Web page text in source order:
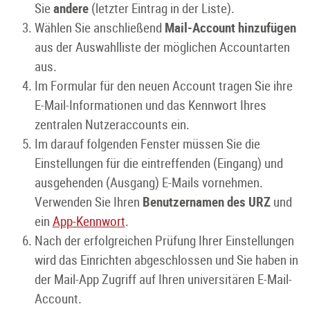
Sieandere(letzter Eintrag in der Liste).
Wählen Sie anschließend Mail-Account hinzufügen
aus der Auswahlliste der möglichen Accountarten
aus.
Im Formular für den neuen Account tragen Sie ihre
E-Mail-Informationen und das Kennwort Ihres
zentralen Nutzeraccounts ein.
Im darauf folgenden Fenster müssen Sie die
Einstellungen für die eintreffenden (Eingang) und
ausgehenden (Ausgang) E-Mails vornehmen.
Verwenden Sie Ihren Benutzernamen des URZund
ein App-Kennwort.
Nach der erfolgreichen Prüfung Ihrer Einstellungen
wird das Einrichten abgeschlossen und Sie haben in
der Mail-App Zugriff auf Ihren universitären E-Mail-
Account.